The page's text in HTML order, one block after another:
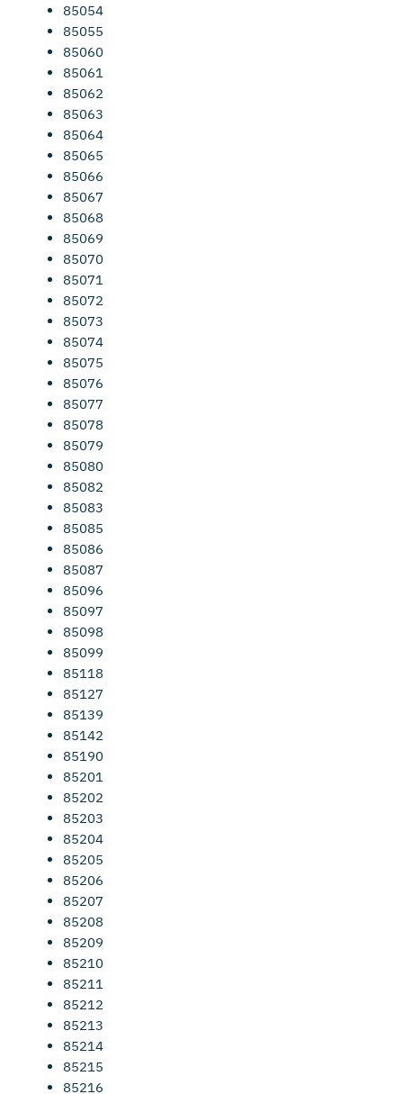
85054
85055
85060
85061
85062
85063
85064
85065
85066
85067
85068
85069
85070
85071
85072
85073
85074
85075
85076
85077
85078
85079
85080
85082
85083
85085
85086
85087
85096
85097
85098
85099
85118
85127
85139
85142
85190
85201
85202
85203
85204
85205
85206
85207
85208
85209
85210
85211
85212
85213
85214
85215
85216